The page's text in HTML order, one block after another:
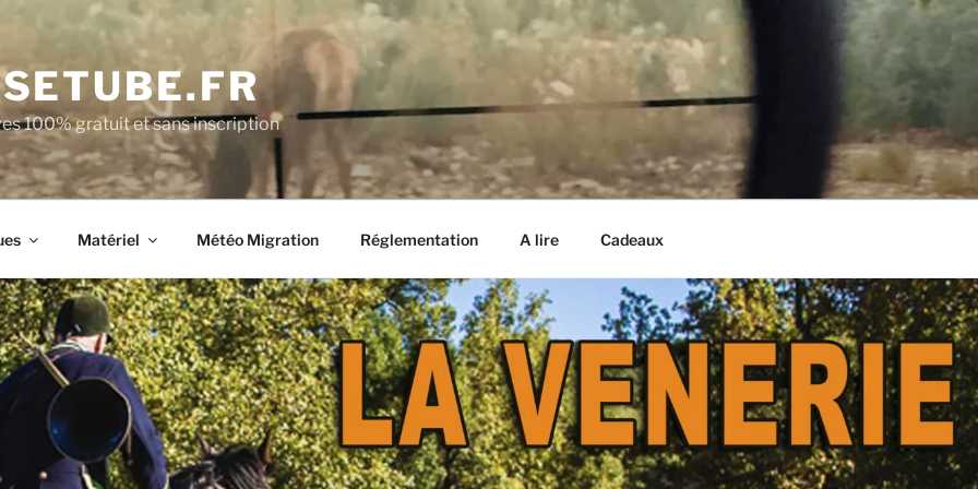
100% gratuit et sans inscription
Matériel Météo Migration Réglementation A lire Cadeaux